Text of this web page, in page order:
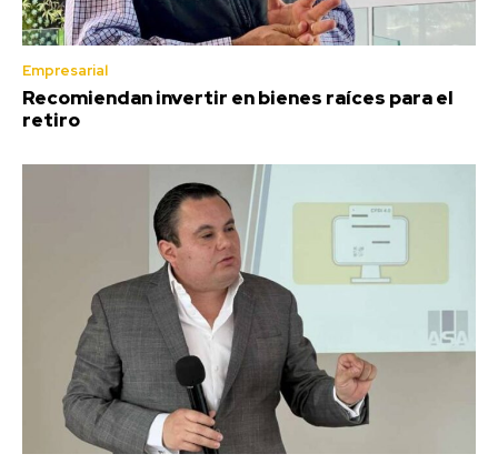
Empresarial
Recomiendan invertir en bienes raíces para el
retiro